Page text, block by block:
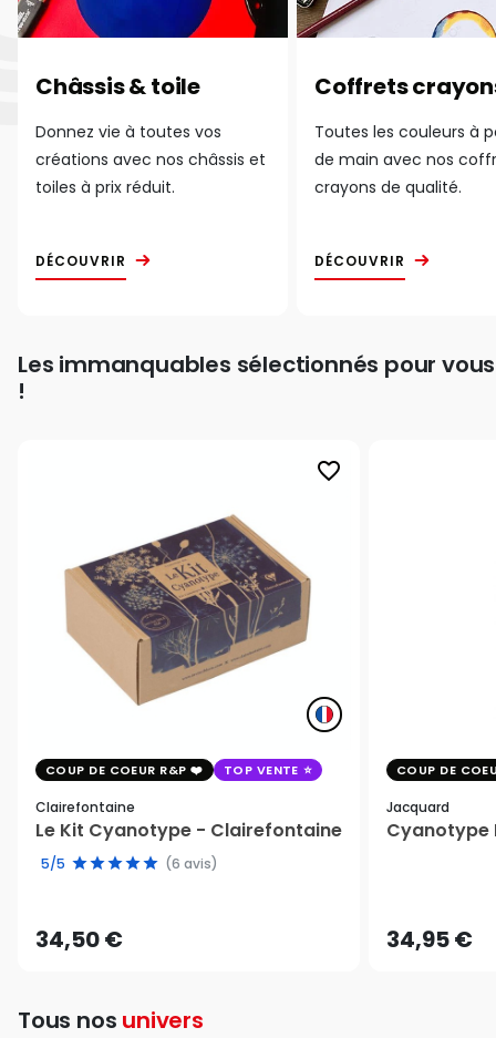
Châssis & toile
Donnez vie à toutes vos
créations avec nos châssis et
toiles à prix réduit.
DÉCOUVRIR
Coffrets
Toutes les couleurs à
de main avec nos
crayons de qualité.
DÉCOUVRIR
Les immanquables sélectionnés pour vous
!
favorite_border
COUP DE COEUR R&P TOP VENTE
Clairefontaine
Le Kit Cyanotype - Clairefontaine
5/5 (6 avis)
34,50 €
COUP DE
Jacquard
Cyanotype
34,95 €
Tous nos univers